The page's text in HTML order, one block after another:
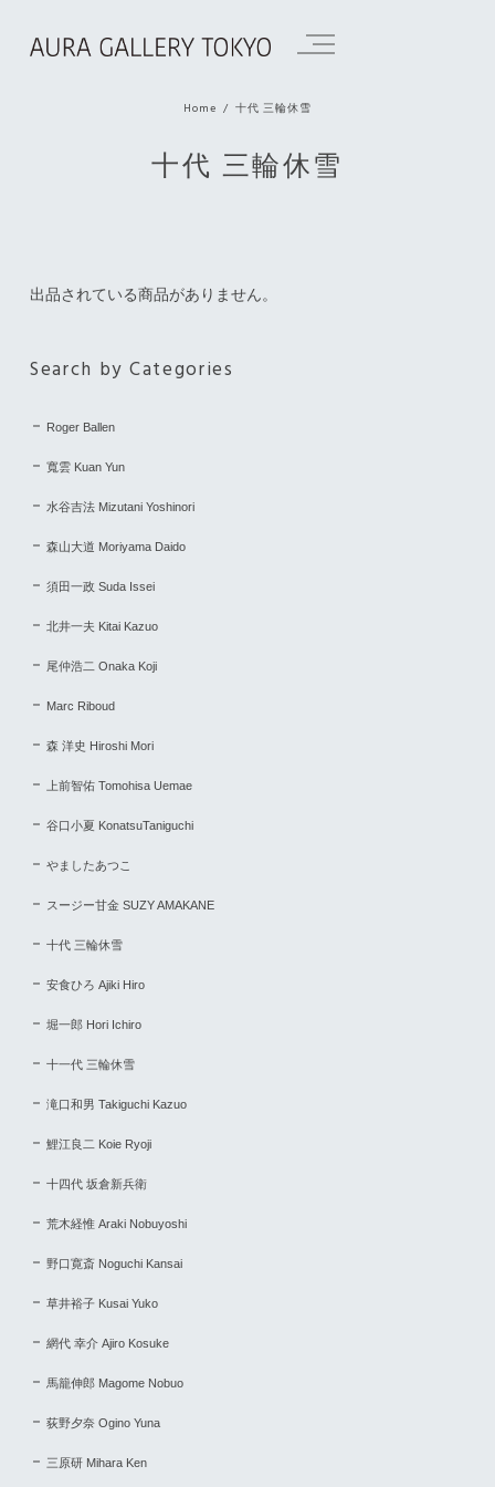
Home 十代 三輪休雪
十代 三輪休雪
出品されている商品がありません。
Search by Categories
Roger Ballen
寬雲 Kuan Yun
水谷吉法 Mizutani Yoshinori
森山大道 Moriyama Daido
須田一政 Suda Issei
北井一夫 Kitai Kazuo
尾仲浩二 Onaka Koji
Marc Riboud
森 洋史 Hiroshi Mori
上前智佑 Tomohisa Uemae
谷口小夏 KonatsuTaniguchi
やましたあつこ
スージー甘金 SUZY AMAKANE
十代 三輪休雪
安食ひろ Ajiki Hiro
堀一郎 Hori Ichiro
十一代 三輪休雪
滝口和男 Takiguchi Kazuo
鯉江良二 Koie Ryoji
十四代 坂倉新兵衛
荒木経惟 Araki Nobuyoshi
野口寛斎 Noguchi Kansai
草井裕子 Kusai Yuko
網代 幸介 Ajiro Kosuke
馬籠伸郎 Magome Nobuo
荻野夕奈 Ogino Yuna
三原研 Mihara Ken